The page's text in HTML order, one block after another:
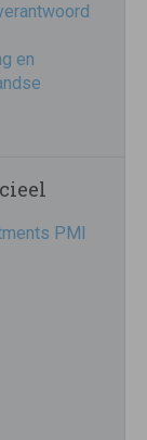
en
PMI